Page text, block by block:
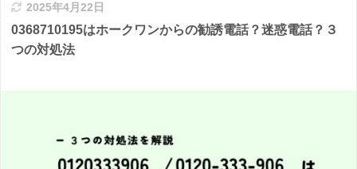
2025年4月22日
0368710195はホークワンからの勧誘電話？迷惑電話？３
つの対処法